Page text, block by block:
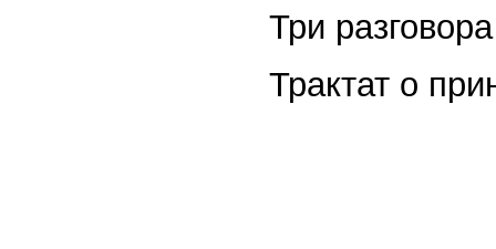
Три
Трактат о